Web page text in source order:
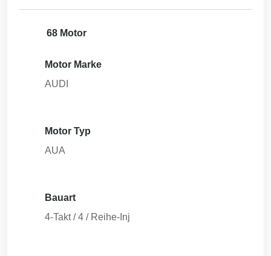
68 Motor
Motor Marke
AUDI
Motor Typ
AUA
Bauart
4-Takt / 4 / Reihe-Inj